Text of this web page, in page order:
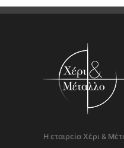
Η εταιρεία Χέρι &